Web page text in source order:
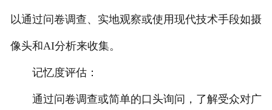
以通过问卷调查、实地观察或使用现代技术手段如摄
像头和AI分析来收集。
记忆度评估：
通过问卷调查或简单的口头询问，了解受众对广